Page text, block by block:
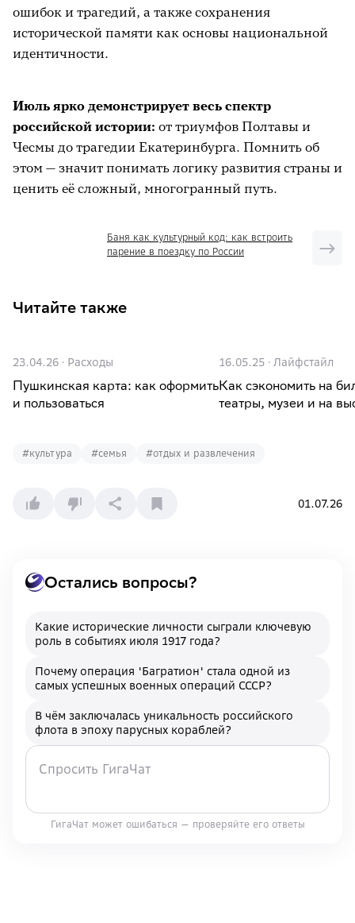
ошибок и трагедий, а также сохранения
исторической памяти как основы национальной
идентичности.
Июль ярко демонстрирует весь спектр
российской истории: от триумфов Полтавы и
Чесмы до трагедии Екатеринбурга. Помнить об
этом — значит понимать логику развития страны и
ценить её сложный, многогранный путь.
Баня как культурный код: как встроить
парение в поездку по России
Читайте также
23.04.26 · Расходы
Пушкинская карта: как оформить
и пользоваться
16.05.25 · Лайфстайл
Как сэкономить на
театры, музеи и на
#культура #семья #отдых и развлечения
01.07.26
Остались вопросы?
Какие исторические личности сыграли ключевую
роль в событиях июля 1917 года?
Почему операция 'Багратион' стала одной из
самых успешных военных операций СССР?
В чём заключалась уникальность российского
флота в эпоху парусных кораблей?
ГигаЧат может ошибаться — проверяйте его ответы